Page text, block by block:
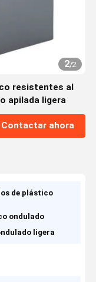
2/2
resistentes al
apilada ligera
Contactar ahora
de plástico
ondulado
ligera